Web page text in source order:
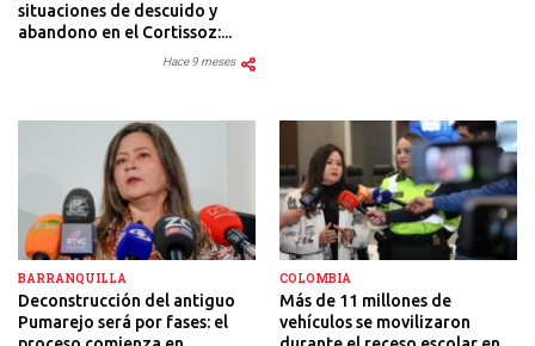
situaciones de descuido y
abandono en el Cortissoz:...
Hace 9 meses
BARRANQUILLA
Deconstrucción del antiguo
Pumarejo será por fases: el
COLOMBIA
Más de 11 millones de
vehículos se movilizaron